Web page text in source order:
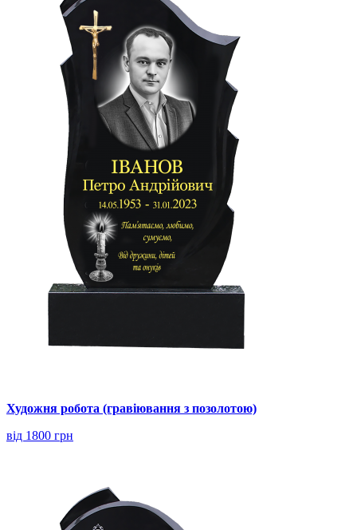
Художня робота (гравіювання з позолотою)
від 1800 грн